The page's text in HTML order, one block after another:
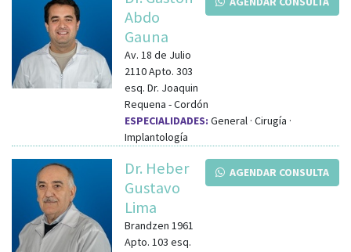
Abdo
Gauna
Av. 18 de Julio
2110 Apto. 303
esq. Dr. Joaquin
Requena -Cordón
ESPECIALIDADES: General · Cirugía ·
Implantología
AGENDAR CONSULTA
Dr. Heber
Gustavo
Lima
Brandzen 1961
Apto. 103 esq.